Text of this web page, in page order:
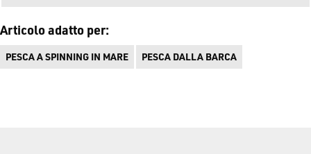
Articolo adatto per:
PESCA A SPINNING IN MARE PESCA DALLA BARCA